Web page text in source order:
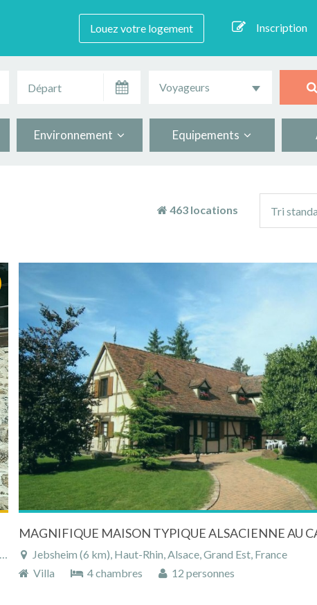
Louez votre logement Inscription
Voyageurs
Environnement Equipements
463 locations
tri
Tri
Jebsheim (6 km), Haut-Rhin, Alsace, Grand Est, France
Villa
4 chambres 12 personnes